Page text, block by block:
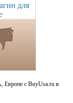
для
Европе с BuyUsa.ru в